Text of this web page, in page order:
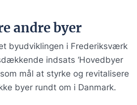
andre byer
byudviklingen i Frederiksværk
indsats ‘Hovedbyer
mål at styrke og revitalisere
byer rundt om i Danmark.